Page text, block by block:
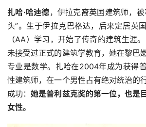
扎哈·哈迪德，伊拉克裔英国建筑师，
头”。生于伊拉克巴格达，后来定居英
（AA）学习，开始了传奇的建筑生涯
未接受过正式的建筑学教育，她在黎巴
专业是数学。扎哈在2004年成为获得
性建筑师，在一个男性占有绝对统治的
成功：她是普利兹克奖的第一位，也是
女性。